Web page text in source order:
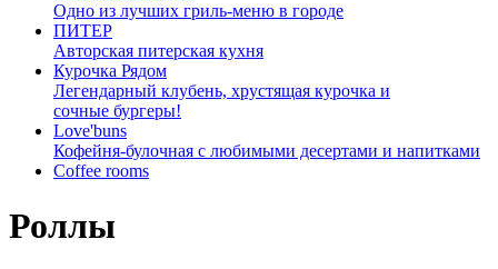
Одно из лучших гриль-меню в городе
ПИТЕР
Авторская питерская кухня
Курочка Рядом
Легендарный клубень, хрустящая курочка и
сочные бургеры!
Love'buns
Кофейня-булочная с любимыми десертами и напитками
Coffee rooms
Роллы